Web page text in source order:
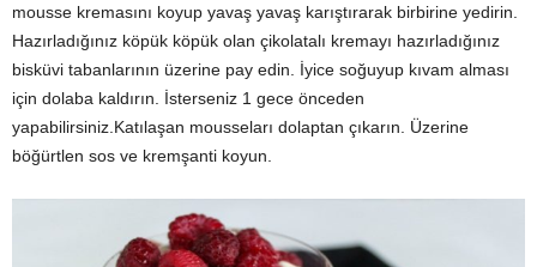
mousse kremasını koyup yavaş yavaş karıştırarak birbirine yedirin.
Hazırladığınız köpük köpük olan çikolatalı kremayı hazırladığınız
bisküvi tabanlarının üzerine pay edin. İyice soğuyup kıvam alması
için dolaba kaldırın. İsterseniz 1 gece önceden
yapabilirsiniz.Katılaşan mousseları dolaptan çıkarın. Üzerine
böğürtlen sos ve kremşanti koyun.